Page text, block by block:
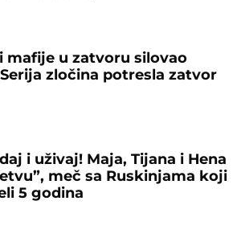
mafije u zatvoru silovao
zločina potresla zatvor
i uživaj! Maja, Tijana i Hena
meč sa Ruskinjama koji
5 godina